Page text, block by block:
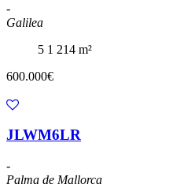
-
Galilea
5 1 214 m²
600.000€
JLWM6LR
-
Palma de Mallorca